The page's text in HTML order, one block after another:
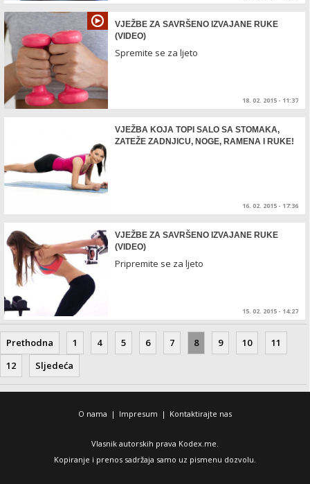
VJEŽBE ZA SAVRŠENO IZVAJANE RUKE
(VIDEO)
Spremite se za ljeto
18. 02. 2015 - 11:37
VJEŽBA KOJA TOPI SALO SA STOMAKA,
ZATEŽE ZADNJICU, NOGE, RAMENA I RUKE!
16. 02. 2015 - 17:36
VJEŽBE ZA SAVRŠENO IZVAJANE RUKE
(VIDEO)
Pripremite se za ljeto
15. 02. 2015 - 14:27
Prethodna 1 4 5 6 7 8 9 10
11
12
Sljedeća
O nama | Impresum | Kontaktirajte nas
Vlasnik autorskih prava Kodex.me.
Kopiranje i prenos sadržaja samo uz pismenu dozvolu.